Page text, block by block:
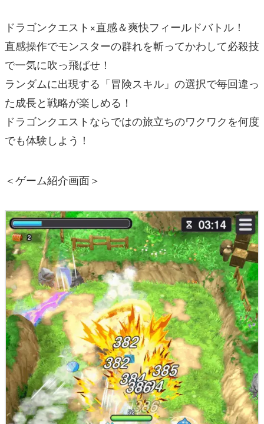
ドラゴンクエスト×直感＆爽快フィールドバトル！
直感操作でモンスターの群れを斬ってかわして必殺技
で一気に吹っ飛ばせ！
ランダムに出現する「冒険スキル」の選択で毎回違っ
た成長と戦略が楽しめる！
ドラゴンクエストならではの旅立ちのワクワクを何度
でも体験しよう！
＜ゲーム紹介画面＞